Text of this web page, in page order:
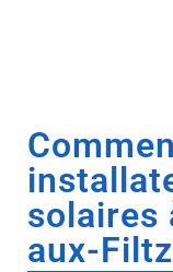
solaires
aux-